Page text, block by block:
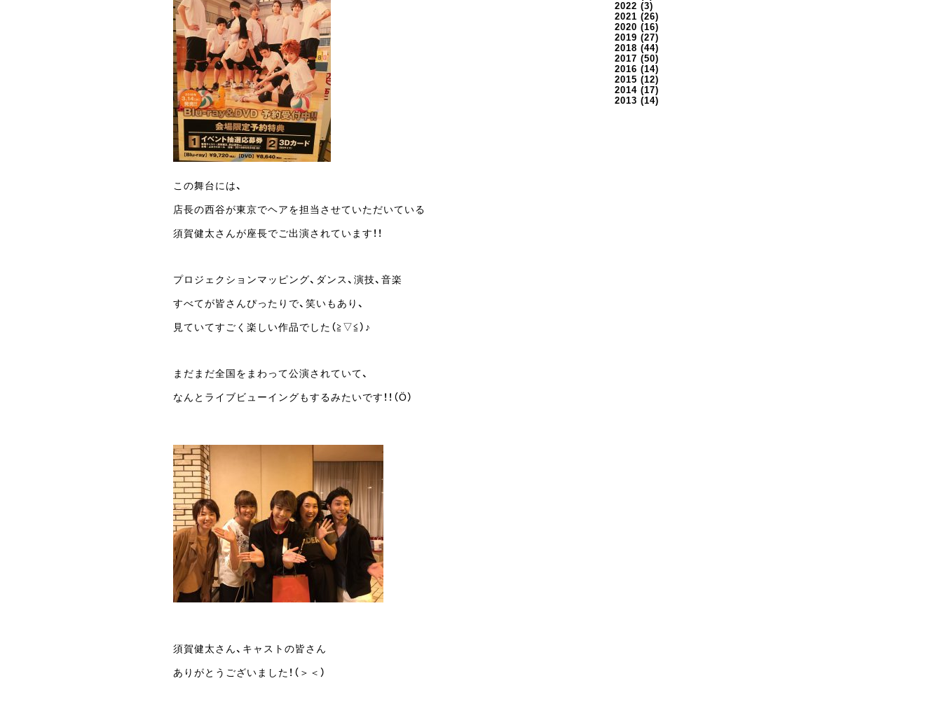
この舞台には、
店長の西谷が東京でヘアを担当させていただいている
須賀健太さんが座長でご出演されています！！
プロジェクションマッピング、ダンス、演技、音楽
すべてが皆さんぴったりで、笑いもあり、
見ていてすごく楽しい作品でした（≧▽≦）♪
まだまだ全国をまわって公演されていて、
なんとライブビューイングもするみたいです！！（Ö）
須賀健太さん、キャストの皆さん
ありがとうございました！（＞＜）
2022 (3)
2021 (26)
2020 (16)
2019 (27)
2018 (44)
2017 (50)
2016 (14)
2015 (12)
2014 (17)
2013 (14)